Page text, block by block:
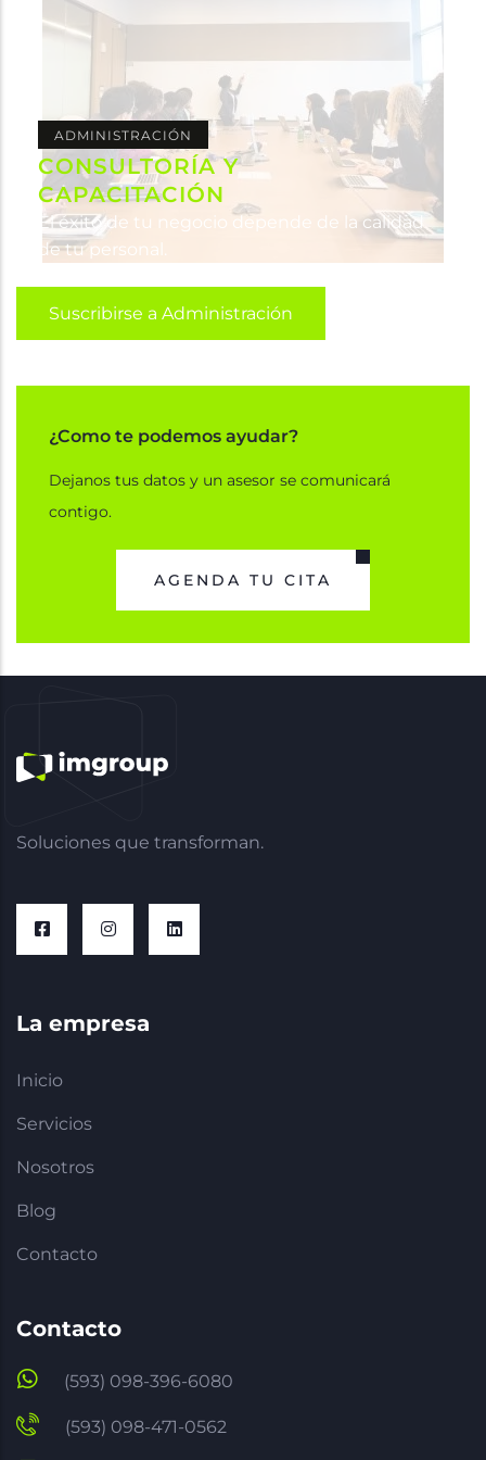
ADMINISTRACIÓN
CONSULTORÍA Y
CAPACITACIÓN
El éxito de tu negocio depende de la calidad
de tu personal.
Suscribirse a Administración
¿Como te podemos ayudar?
Dejanos tus datos y un asesor se comunicará
contigo.
AGENDA TU CITA
Soluciones que transforman.
La empresa
Inicio
Servicios
Nosotros
Blog
Contacto
Contacto
(593) 098-396-6080
(593) 098-471-0562